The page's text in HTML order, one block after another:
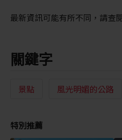
最新資訊可能有所不同，請查
關鍵字
景點 風光明媚的公路
特別推薦